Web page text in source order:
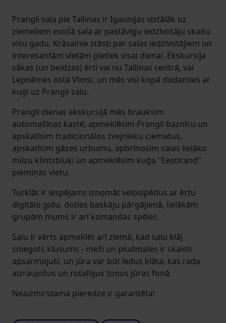
Prangli sala pie Tallinas ir Igaunijas vistālāk uz
ziemeļiem esošā sala ar pastāvīgu iedzīvotāju skaitu
visu gadu. Krāsainie stāsti par salas iedzīvotājiem un
interesantām vietām pietiek visai dienai. Ekskursija
sākas (un beidzas) ērti vai nu Tallinas centrā, vai
Lepnēmes ostā Vīmsi, un mēs visi kopā dodamies ar
kuģi uz Prangli salu.
Prangli dienas ekskursijā mēs brauksim
automašīnas kastē, apmeklēsim Prangli baznīcu un
apskatīsim tradicionālos zvejnieku ciematus,
apskatīsim gāzes urbumu, apbrīnosim salas lielāko
milzu klintsbluķi un apmeklēsim kuģa "Eestirand"
piemiņas vietu.
Turklāt ir iespējams iznomāt velosipēdus ar ērtu
digitālo gidu, doties baskāju pārgājienā, lielākām
grupām mums ir arī komandas spēles.
Salu ir vērts apmeklēt arī ziemā, kad salu klāj
sniegots klusums - meži un pludmales ir skaisti
apsarmojuši, un jūra var būt ledus klāta, kas rada
aizraujošus un rotaļīgus toņus jūras fonā.
Neaizmirstama pieredze ir garantēta!